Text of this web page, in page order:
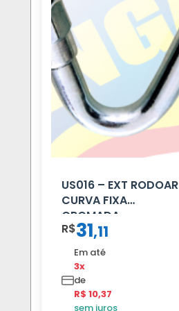
US016 – EXT RODOAR
CURVA FIXA
CROMADA
R$31,11
Em até
3x
de
R$ 10,37
sem juros